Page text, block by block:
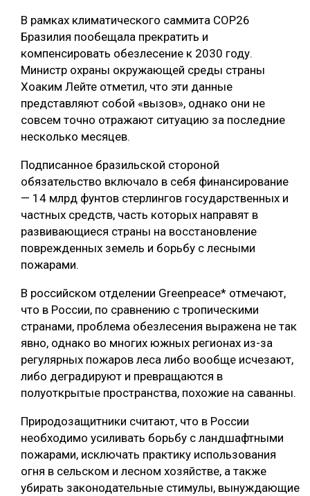
ДЕРЕВЯННОЕ ДОМОСТРОЕНИЕ
БЕЗОПАСНОЕ ПРОИЗВОДСТВО
СОРТИРОВКА ДРЕВЕСИНЫ
СУШКА ДРЕВЕСИНЫ
МЕБЕЛЬНОЕ ПРОИЗВОДСТВО
В рамках климатического саммита COP26
Бразилия пообещала прекратить и
компенсировать обезлесение к 2030 году.
Министр охраны окружающей среды страны
Хоаким Лейте отметил, что эти данные
представляют собой «вызов», однако они не
совсем точно отражают ситуацию за последние
несколько месяцев.
Подписанное бразильской стороной
обязательство включало в себя финансирование
— 14 млрд фунтов стерлингов государственных и
частных средств, часть которых направят в
развивающиеся страны на восстановление
поврежденных земель и борьбу с лесными
пожарами.
В российском отделении Greenpeace* отмечают,
что в России, по сравнению с тропическими
странами, проблема обезлесения выражена не так
явно, однако во многих южных регионах из-за
регулярных пожаров леса либо вообще исчезают,
либо деградируют и превращаются в
полуоткрытые пространства, похожие на саванны.
Природозащитники считают, что в России
необходимо усиливать борьбу с ландшафтными
пожарами, исключать практику использования
огня в сельском и лесном хозяйстве, а также
убирать законодательные стимулы, вынуждающие